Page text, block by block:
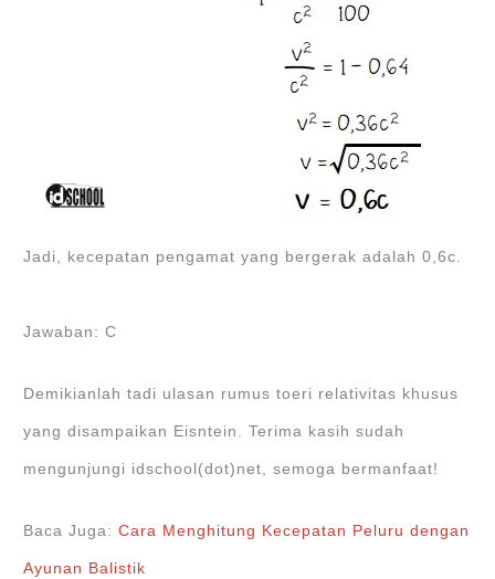
Jadi, kecepatan pengamat yang bergerak adalah 0,6c.
Jawaban: C
Demikianlah tadi ulasan rumus toeri relativitas khusus
yang disampaikan Eisntein. Terima kasih sudah
mengunjungi idschool(dot)net, semoga bermanfaat!
Baca Juga:Cara Menghitung Kecepatan Peluru dengan
Ayunan Balistik